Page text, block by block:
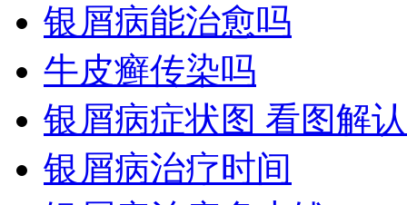
银屑病能治愈吗
牛皮癣传染吗
银屑病症状图 看图解
银屑病治疗时间